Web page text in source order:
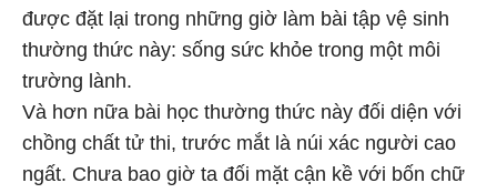
được đặt lại trong những giờ làm bài tập vệ sinh
thường thức này: sống sức khỏe trong một môi
trường lành.
Và hơn nữa bài học thường thức này đối diện với
chồng chất tử thi, trước mắt là núi xác người cao
ngất. Chưa bao giờ ta đối mặt cận kề với bốn chữ